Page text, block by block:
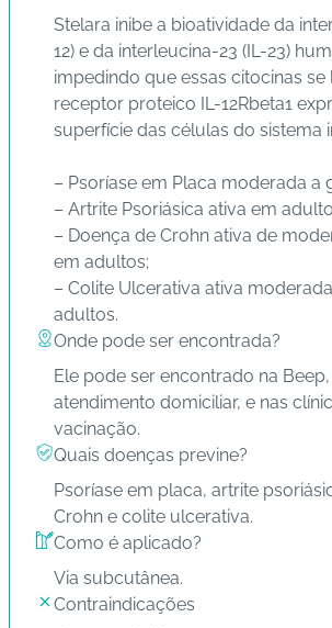
s
I
m
u
o
bi
ol
ó
gi
c
o
Pl
a
n
o
s
d
e
s
Stelara inibe a bioatividade da
12) e da interleucina-23 (IL-23)
impedindo que essas citocinas se
receptor proteico IL-12Rbeta1
superfície das células do sistema
– Psoríase em Placa moderada a
– Artrite Psoriásica ativa em
– Doença de Crohn ativa de
em adultos;
– Colite Ulcerativa ativa
adultos.
Onde pode ser encontrada?
Ele pode ser encontrado na
atendimento domiciliar, e nas
vacinação.
Quais doenças previne?
Psoríase em placa, artrite
Crohn e colite ulcerativa.
Como é aplicado?
Via subcutânea.
Contraindicações